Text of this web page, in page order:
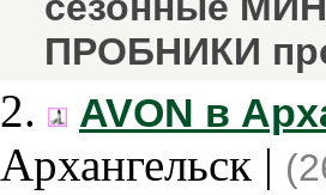
ПРОБНИКИ
2. AVON в
Архангельск |